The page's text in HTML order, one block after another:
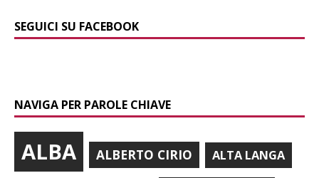
SEGUICI SU FACEBOOK
NAVIGA PER PAROLE CHIAVE
ALBA ALBERTO CIRIO ALTA LANGA